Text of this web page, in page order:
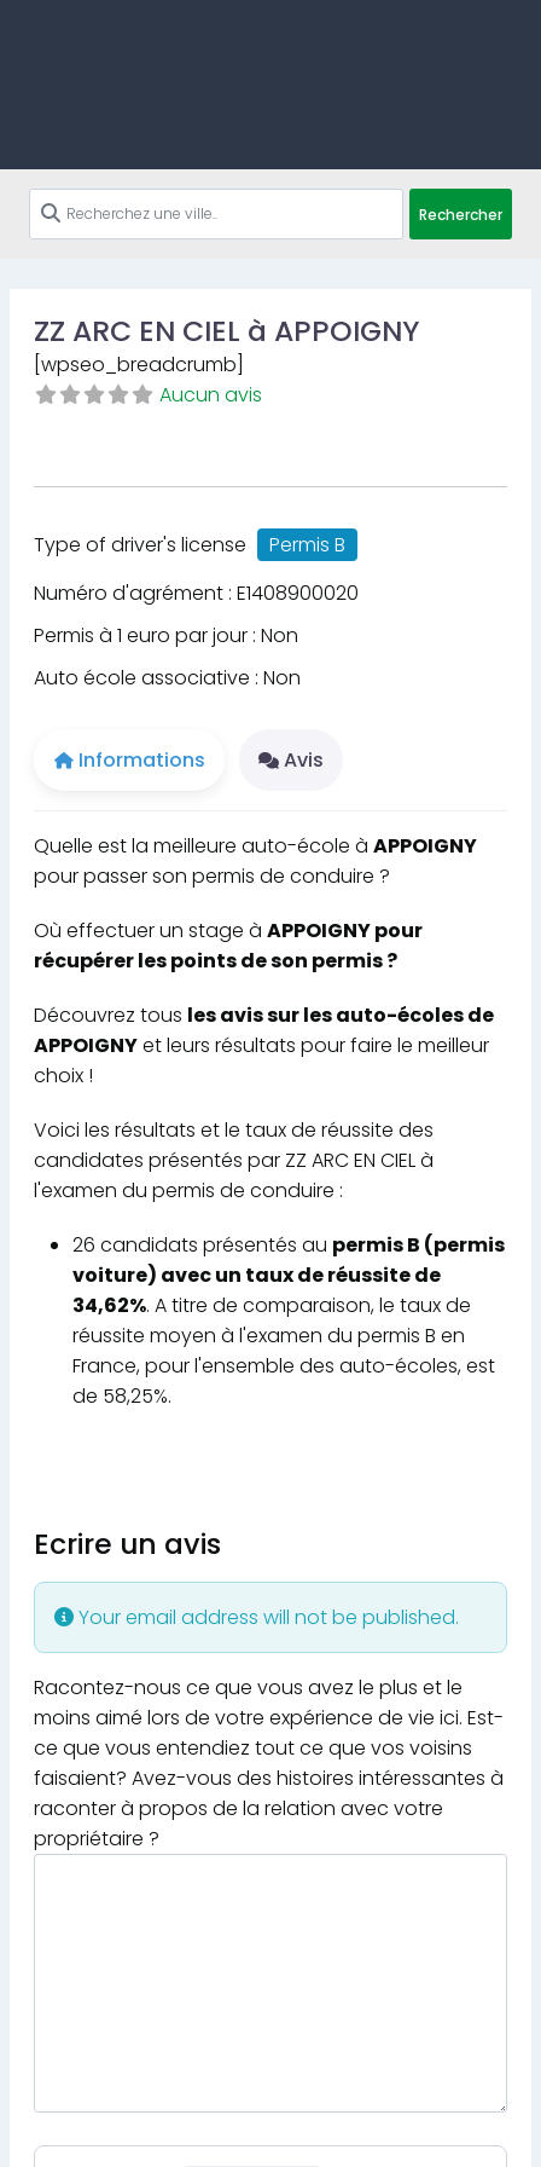
Rechercher
ZZ ARC EN CIEL à APPOIGNY
[wpseo_breadcrumb]
Aucun avis
Type of driver's license
Permis B
Numéro d'agrément : E1408900020
Permis à 1 euro par jour : Non
Auto école associative : Non
Informations Avis
Quelle est la meilleure auto-école à APPOIGNY
pour passer son permis de conduire ?
Où effectuer un stage à APPOIGNY pour
récupérer les points de son permis ?
Découvrez tous les avis sur les auto-écoles de
APPOIGNYet leurs résultats pour faire le meilleur
choix !
Voici les résultats et le taux de réussite des
candidates présentés par ZZ ARC EN CIEL à
l'examen du permis de conduire :
26 candidats présentés au permis B (permis
voiture) avec un taux de réussite de
34,62%. A titre de comparaison, le taux de
réussite moyen à l'examen du permis B en
France, pour l'ensemble des auto-écoles, est
de 58,25%.
Ecrire un avis
Your email address will not be published.
Racontez-nous ce que vous avez le plus et le
moins aimé lors de votre expérience de vie ici. Est-
ce que vous entendiez tout ce que vos voisins
faisaient? Avez-vous des histoires intéressantes à
raconter à propos de la relation avec votre
propriétaire ?